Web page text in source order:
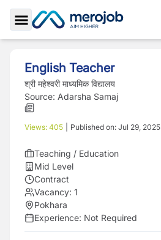
Toggle Sidebar
English Teacher
श्री महेश्वरी माध्यमिक विद्यालय
Source: Adarsha Samaj
Views: 405 Published on: Jul 29, 2025
Teaching / Education
Mid Level
Contract
Vacancy: 1
Pokhara
Experience: Not Required